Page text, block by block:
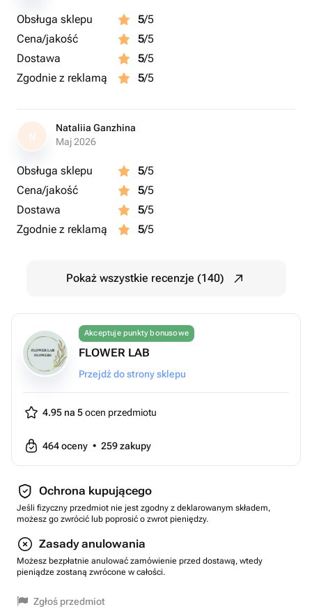
Obsługa sklepu 5/5
Cena/jakość
5/5
Dostawa
5/5
Zgodnie z reklamą
5/5
N
Nataliia Ganzhina
Maj 2026
Obsługa sklepu 5/5
Cena/jakość
5/5
Dostawa
5/5
Zgodnie z reklamą
5/5
Pokaż wszystkie recenzje (140)
Akceptuje punkty bonusowe
FLOWER LAB
Przejdź do strony sklepu
4.95 na 5ocen przedmiotu
464oceny • 259zakupy
Ochrona kupującego
Jeśli fizyczny przedmiot nie jest zgodny z deklarowanym składem,
możesz go zwrócić lub poprosić o zwrot pieniędzy.
Zasady anulowania
Możesz bezpłatnie anulować zamówienie przed dostawą, wtedy
pieniądze zostaną zwrócone w całości.
Zgłoś przedmiot